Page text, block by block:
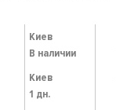
Киев
В наличии
Киев
1 дн.